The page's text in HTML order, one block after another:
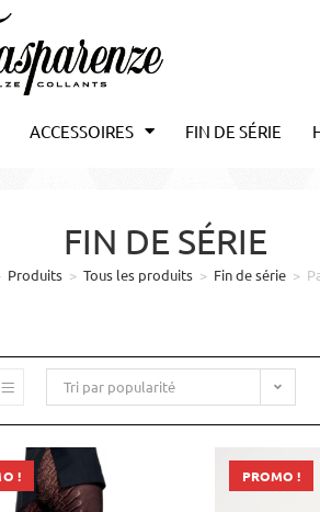
ACCESSOIRES FIN DE SÉRIE
FIN DE SÉRIE
Produits > Tous les produits > Fin de série >
Tri par popularité
! PROMO !